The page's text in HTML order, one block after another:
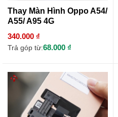
Thay Màn Hình Oppo A54/
A55/ A95 4G
340.000 ₫
Trả góp từ:68.000 ₫